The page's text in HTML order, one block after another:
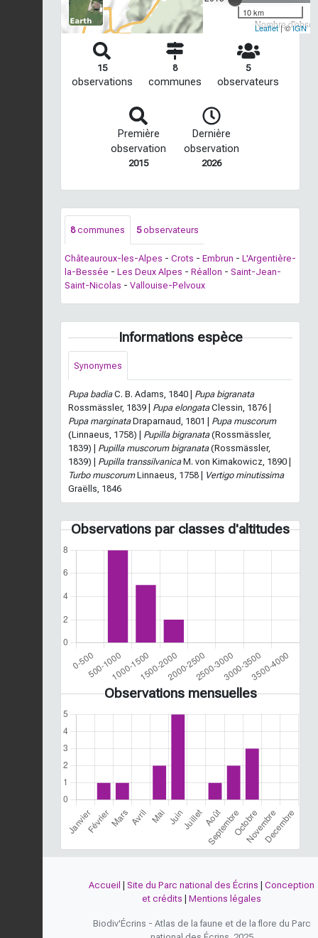
Nombre
10 km
Leaflet| ©IGN
15
observations
8
communes
5
observateurs
Première
observation
2015
Dernière
observation
2026
8communes 5observateurs
Châteauroux-les-Alpes - Crots - Embrun - L'Argentière-
la-Bessée - Les Deux Alpes - Réallon - Saint-Jean-
Saint-Nicolas - Vallouise-Pelvoux
Informations espèce
Synonymes
Pupa badiaC. B. Adams, 1840 | Pupa bigranata
Rossmässler, 1839 | Pupa elongataClessin, 1876 |
Pupa marginataDraparnaud, 1801 | Pupa muscorum
(Linnaeus, 1758) | Pupilla bigranata(Rossmässler,
1839) | Pupilla muscorum bigranata(Rossmässler,
1839) | Pupilla transsilvanicaM. von Kimakowicz, 1890 |
Turbo muscorumLinnaeus, 1758 | Vertigo minutissima
Graëlls, 1846
Observations par classes d'altitudes
Observations mensuelles
Accueil Site du Parc national des Écrins
Conception
et crédits
Mentions légales
Biodiv'Écrins - Atlas de la faune et de la flore du Parc